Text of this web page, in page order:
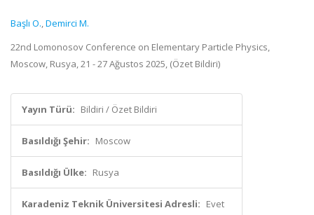
Başlı O.,Demirci M.
22nd Lomonosov Conference on Elementary Particle Physics,
Moscow, Rusya, 21 - 27 Ağustos 2025, (Özet Bildiri)
Yayın Türü: Bildiri / Özet Bildiri
Basıldığı Şehir: Moscow
Basıldığı Ülke: Rusya
Karadeniz Teknik Üniversitesi Adresli: Evet